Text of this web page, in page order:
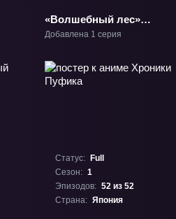
«Волшебный лес»
Фильм-1
Добавлена 1 серия
Статус:
Full
Сезон: 1
Эпизодов: 52 из 52
Страна: Япония